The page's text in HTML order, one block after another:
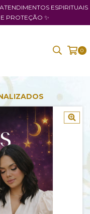
ESPIRITUAIS
PROTEÇÃO ✨
0